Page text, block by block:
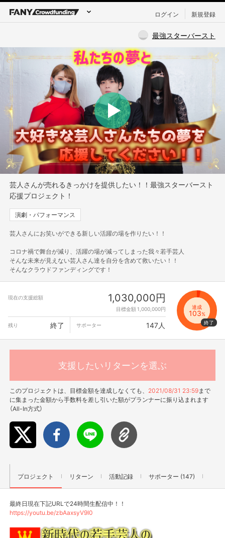
ログイン 新規登録
最強スターバースト
芸人さんが売れるきっかけを提供したい！！最強スターバースト
応援プロジェクト！
演劇・パフォーマンス
芸人さんにお笑いができる新しい活躍の場を作りたい！！
コロナ禍で舞台が減り、活躍の場が減ってしまった我々若手芸人
そんな未来が見えない芸人さん達を自分を含めて救いたい！！
そんなクラウドファンディングです！
現在の支援総額 1,030,000円
目標金額 1,000,000円 達成
103%
残り
終了 サポーター 147人
支援したいリターンを選ぶ
このプロジェクトは、目標金額を達成しなくても、 2021/08/31 23:59まで
に集まった金額から手数料を差し引いた額がプランナーに振り込まれます
（All-In方式）
プロジェクト リターン 活動記録 サポーター (147)
最終日現在下記URLで24時間生配信中！！
https://youtu.be/zbAaxsyV9I0